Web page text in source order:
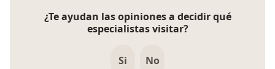
¿Te ayudan las opiniones a decidir qué
especialistas visitar?
Si No